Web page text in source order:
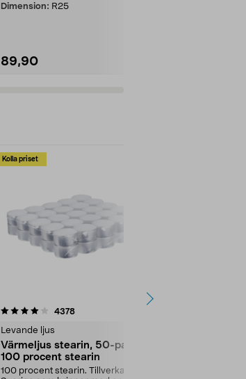
Dimension: R25
89,90
Kolla priset
4378recensioner
Levande ljus
Värmeljus stearin, 50-pack,
100 procent stearin
100 procent stearin. Tillverkade i
4.5av 5 stjärnor